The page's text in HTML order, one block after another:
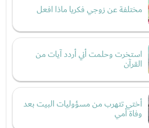
مختلفة عن زوجي فكريا ماذا افعل
استخرت وحلمت أني أردد آيات من
القرآن
أختي تتهرب من مسؤوليات البيت بعد
وفاة أمي